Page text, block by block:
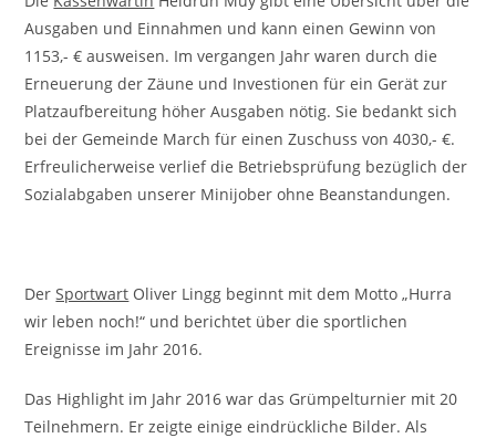
Ausgaben und Einnahmen und kann einen Gewinn von
1153,- € ausweisen. Im vergangen Jahr waren durch die
Erneuerung der Zäune und Investionen für ein Gerät zur
Platzaufbereitung höher Ausgaben nötig. Sie bedankt sich
bei der Gemeinde March für einen Zuschuss von 4030,- €.
Erfreulicherweise verlief die Betriebsprüfung bezüglich der
Sozialabgaben unserer Minijober ohne Beanstandungen.
DerSportwart Oliver Lingg beginnt mit dem Motto „Hurra
wir leben noch!“ und berichtet über die sportlichen
Ereignisse im Jahr 2016.
Das Highlight im Jahr 2016 war das Grümpelturnier mit 20
Teilnehmern. Er zeigte einige eindrückliche Bilder. Als